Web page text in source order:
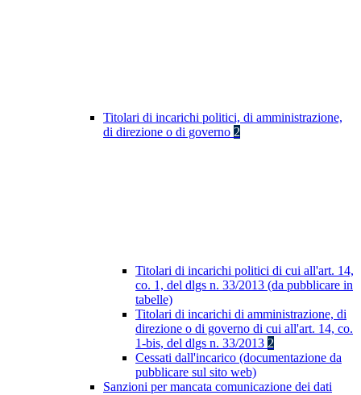
Titolari di incarichi politici, di amministrazione,
di direzione o di governo 2
Titolari di incarichi politici di cui all'art. 14,
co. 1, del dlgs n. 33/2013 (da pubblicare in
tabelle)
Titolari di incarichi di amministrazione, di
direzione o di governo di cui all'art. 14, co.
1-bis, del dlgs n. 33/2013 2
Cessati dall'incarico (documentazione da
pubblicare sul sito web)
Sanzioni per mancata comunicazione dei dati